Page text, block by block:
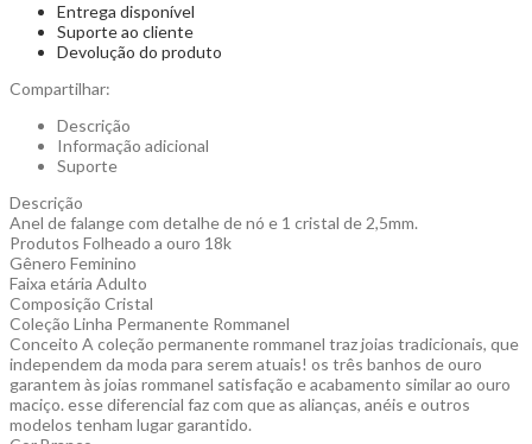
Entrega disponível
Suporte ao cliente
Devolução do produto
Compartilhar:
Descrição
Informação adicional
Suporte
Descrição
Anel de falange com detalhe de nó e 1 cristal de 2,5mm.
Produtos Folheado a ouro 18k
Gênero Feminino
Faixa etária Adulto
Composição Cristal
Coleção Linha Permanente Rommanel
Conceito A coleção permanente rommanel traz joias tradicionais, que
independem da moda para serem atuais! os três banhos de ouro
garantem às joias rommanel satisfação e acabamento similar ao ouro
maciço. esse diferencial faz com que as alianças, anéis e outros
modelos tenham lugar garantido.